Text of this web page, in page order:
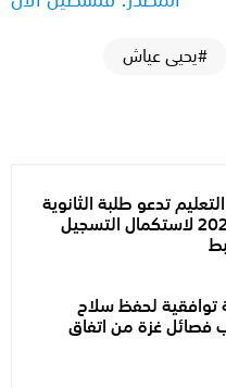
#يحيى عياش
تدعو طلبة الثانوية
العامة لعام 2026 لاستكمال التسجيل
لحفظ سلاح
فصائل غزة من اتفاق